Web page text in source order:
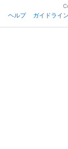
ヘルプ
ガイドライン